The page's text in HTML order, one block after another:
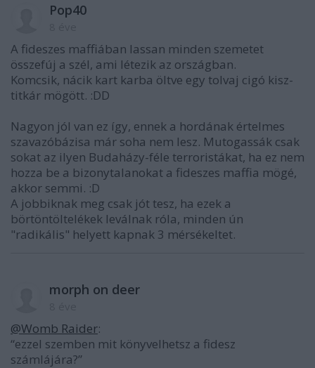
Pop40
A fideszes maffiában lassan minden szemetet
összefúj a szél, ami létezik az országban.
Komcsik, nácik kart karba öltve egy tolvaj cigó kisz-
titkár mögött. :DD
Nagyon jól van ez így, ennek a hordának értelmes
szavazóbázisa már soha nem lesz. Mutogassák csak
sokat az ilyen Budaházy-féle terroristákat, ha ez nem
hozza be a bizonytalanokat a fideszes maffia mögé,
akkor semmi. :D
A jobbiknak meg csak jót tesz, ha ezek a
börtöntöltelékek leválnak róla, minden ún
"radikális" helyett kapnak 3 mérsékeltet.
morph on deer
@Womb Raider:
“ezzel szemben mit könyvelhetsz a fidesz
számlájára?”